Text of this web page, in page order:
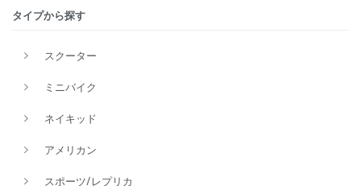
タイプから探す
スクーター
ミニバイク
ネイキッド
アメリカン
スポーツ/レプリカ
排気量